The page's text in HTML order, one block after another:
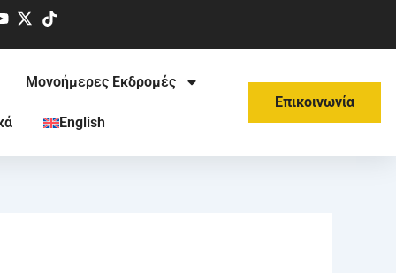
Μονοήμερες Εκδρομές
English
Επικοινωνία